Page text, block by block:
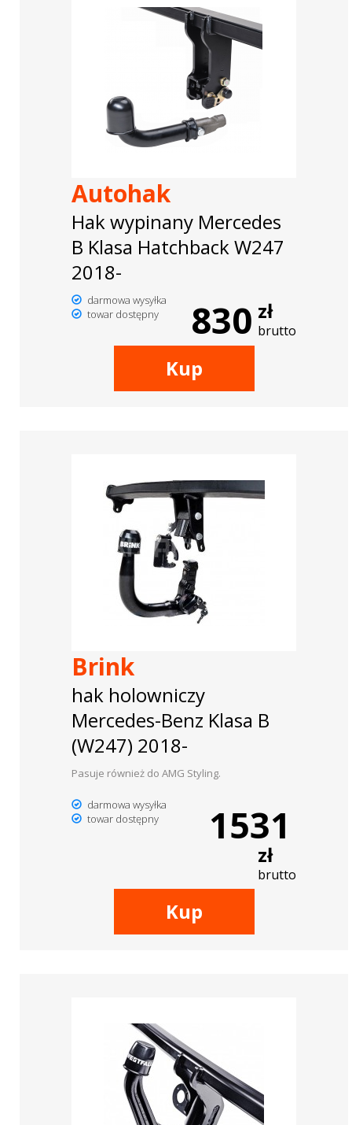
Autohak
Hak wypinany Mercedes
B Klasa Hatchback W247
2018-
darmowa wysyłka
towar dostępny
830 zł
brutto
Kup
Brink
hak holowniczy
Mercedes-Benz Klasa B
(W247) 2018-
Pasuje również do AMG Styling.
darmowa wysyłka
towar dostępny
1531
zł
brutto
Kup